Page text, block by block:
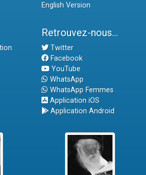
English Version
Retrouvez-nous...
Twitter
Facebook
YouTube
WhatsApp
WhatsApp Femmes
Application iOS
Application Android